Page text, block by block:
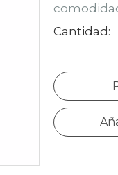
Cantidad: